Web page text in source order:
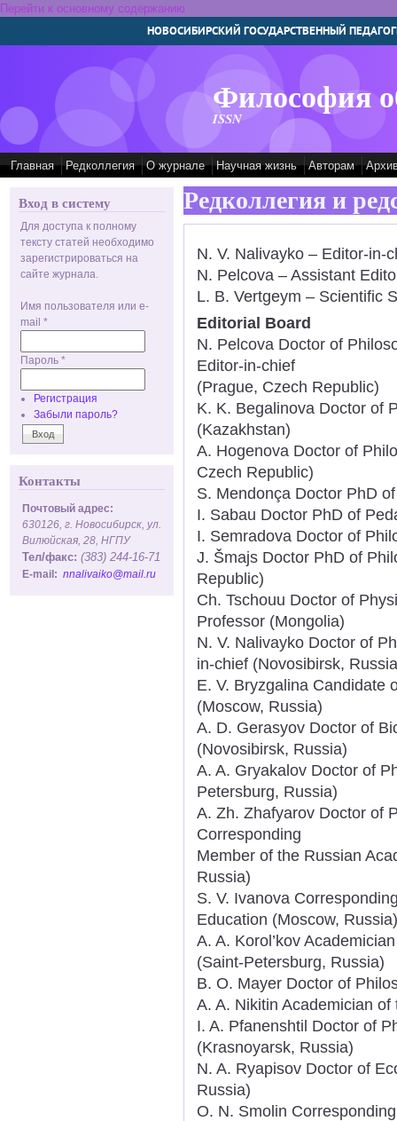
Перейти к основному содержанию
НОВОСИБИРСКИЙ ГОСУДАРСТВЕННЫЙ
Философия
ISSN
Главная Редколлегия О журнале Научная жизнь Авторам
Вход в систему
Для доступа к полному
тексту статей необходимо
зарегистрироваться на
сайте журнала.
Имя пользователя или e-
mail *
Пароль *
Регистрация
Забыли пароль?
Контакты
Почтовый адрес:
630126, г. Новосибирск, ул.
Вилюйская, 28, НГПУ
Тел/факс: (383) 244-16-71
E-mail: nnalivaiko@mail.ru
Редколлегия и
N. V. Nalivayko – Editor-in-
N. Pelcova – Assistant
L. B. Vertgeym – Scientific
Editorial Board
N. Pelcova Doctor of
Editor-in-chief
(Prague, Czech Republic)
K. K. Begalinova Doctor of
(Kazakhstan)
A. Hogenova Doctor of
Czech Republic)
S. Mendonça Doctor PhD
I. Sabau Doctor PhD of
I. Semradova Doctor of
J. Šmajs Doctor PhD of
Republic)
Ch. Tschouu Doctor of
Professor (Mongolia)
N. V. Nalivayko Doctor of
in-chief (Novosibirsk,
E. V. Bryzgalina Candidate
(Moscow, Russia)
A. D. Gerasyov Doctor of
(Novosibirsk, Russia)
A. A. Gryakalov Doctor of
Petersburg, Russia)
A. Zh. Zhafyarov Doctor of
Corresponding
Member of the Russian
Russia)
S. V. Ivanova
Education (Moscow, Russia)
A. A. Korol’kov
(Saint-Petersburg, Russia)
B. O. Mayer Doctor of
A. A. Nikitin Academician
I. A. Pfanenshtil Doctor of
(Krasnoyarsk, Russia)
N. A. Ryapisov Doctor of
Russia)
O. N. Smolin